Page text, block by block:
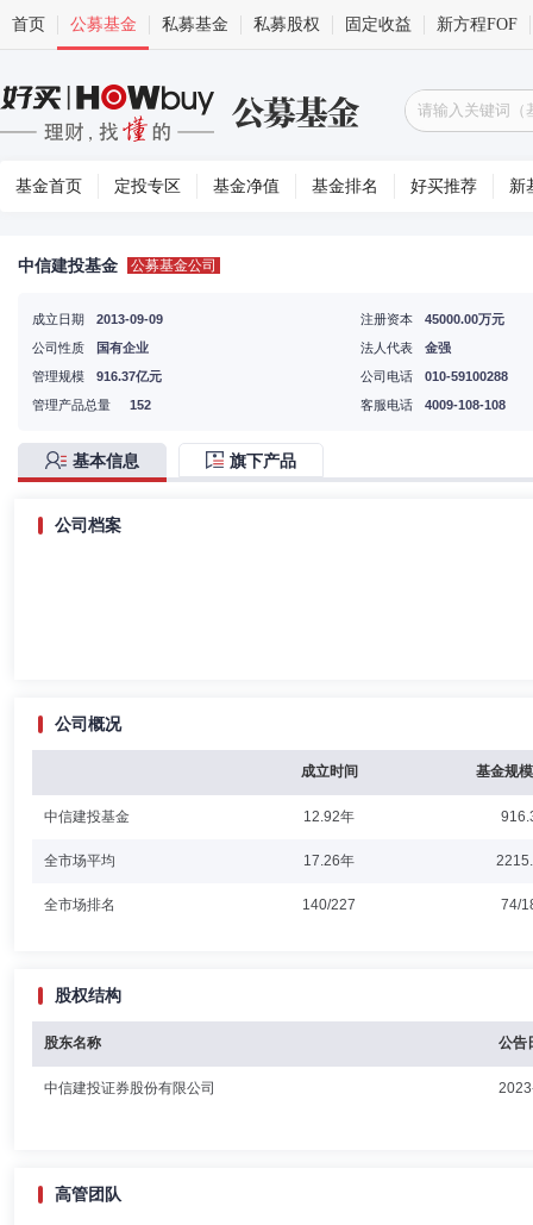
首页 公募基金 私募基金 私募股权 固定收益 新方程FOF
基金首页 定投专区 基金净值 基金排名 好买推荐 新
中信建投基金 公募基金公司
成立日期
2013-09-09
公司性质
国有企业
注册资本
45000.00万元
法人代表
金强
管理规模
916.37亿元
管理产品总量
152
公司电话
010-59100288
客服电话
4009-108-108
基本信息 旗下产品
公司档案
公司概况
成立时间 基金规
中信建投基金 12.92年
全市场平均 17.26年
全市场排名 140/227 74/
股权结构
股东名称 公告
中信建投证券股份有限公司
高管团队